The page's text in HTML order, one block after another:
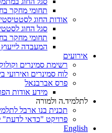
תחומי מחקר
אודות החוג
סגל החוג
תחומי מחקר
המעבדה
אירועים
רשימת סמינרים
לוח סמינרים ואירועי
פרס אברבנאל
מידע אודות
לתלמיד.ה ולמורה
תכנית בנו ארבל
פרויקט "כדאי לדעת"
English